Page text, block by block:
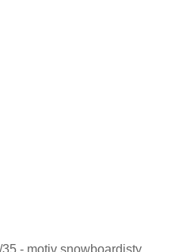
- motiv snowboardisty